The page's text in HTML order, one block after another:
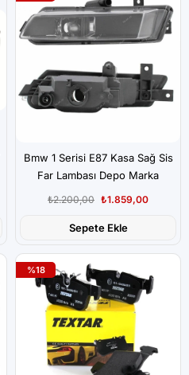
Bmw 1 Serisi E87 Kasa Sağ Sis
Far Lambası Depo Marka
₺1.859,00
₺2.200,00
Sepete Ekle
%18